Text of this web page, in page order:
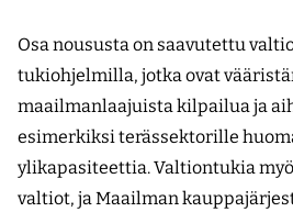
Osa noususta on saavutettu
tukiohjelmilla, jotka ovat
maailmanlaajuista kilpailua ja
esimerkiksi terässektorille
ylikapasiteettia. Valtiontukia
valtiot, ja Maailman